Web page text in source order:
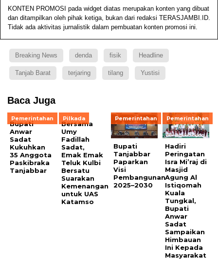
KONTEN PROMOSI pada widget diatas merupakan konten yang dibuat
dan ditampilkan oleh pihak ketiga, bukan dari redaksi TERASJAMBI.ID.
Tidak ada aktivitas jurnalistik dalam pembuatan konten promosi ini.
Breaking News denda fisik Headline
Tanjab Barat terjaring tilang Yustisi
Baca Juga
Pemerintahan
Bupati
Anwar
Sadat
Kukuhkan
35 Anggota
Paskibraka
Tanjabbar
Pilkada
Bersama
Umy
Fadillah
Sadat,
Emak Emak
Teluk Kulbi
Bersatu
Suarakan
Kemenangan
untuk UAS
Katamso
Pemerintahan
Bupati
Tanjabbar
Paparkan
Visi
Pembangunan
2025–2030
Pemerintahan
Hadiri
Peringatan
Isra Mi’raj di
Masjid
Agung Al
Istiqomah
Kuala
Tungkal,
Bupati
Anwar
Sadat
Sampaikan
Himbauan
Ini Kepada
Masyarakat